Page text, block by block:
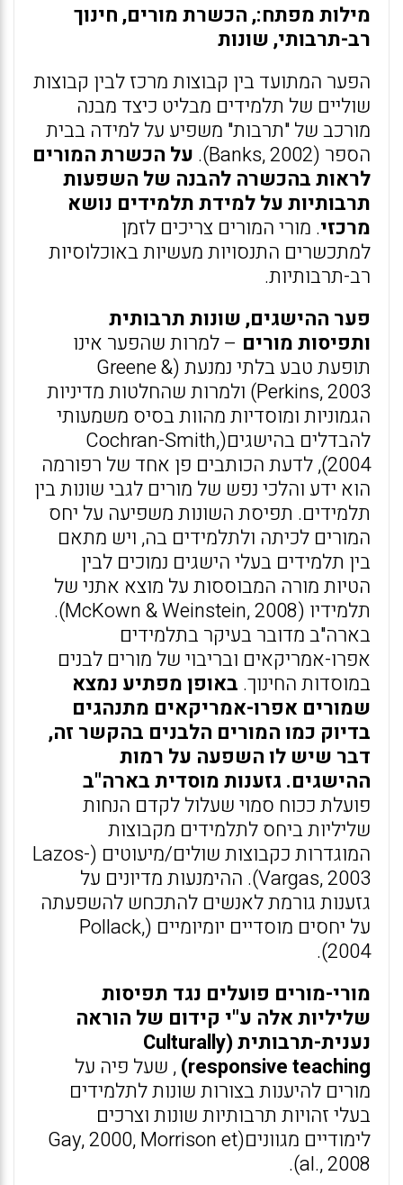
מילות מפתח:, הכשרת מורים, חינוך
רב-תרבותי, שונות
הפער המתועד בין קבוצות מרכז לבין קבוצות
שוליים של תלמידים מבליט כיצד מבנה
מורכב של "תרבות" משפיע על למידה בבית
הספר (Banks, 2002).
על הכשרת המורים
לראות בהכשרה להבנה של השפעות
תרבותיות על למידת תלמידים נושא
מרכזי. מורי המורים צריכים לזמן
למתכשרים התנסויות מעשיות באוכלוסיות
רב-תרבותיות.
פער ההישגים, שונות תרבותית
ותפיסות מורים – למרות שהפער אינו
תופעת טבע בלתי נמנעת (Greene &
Perkins, 2003) ולמרות שהחלטות מדיניות
הגמוניות ומוסדיות מהוות בסיס משמעותי
להבדלים בהישגים(Cochran-Smith,
2004), לדעת הכותבים פן אחד של רפורמה
הוא ידע והלכי נפש של מורים לגבי שונות בין
תלמידים. תפיסת השונות משפיעה על יחס
המורים לכיתה ולתלמידים בה, ויש מתאם
בין תלמידים בעלי הישגים נמוכים לבין
הטיות מורה המבוססות על מוצא אתני של
תלמידיו (McKown & Weinstein, 2008).
בארה"ב מדובר בעיקר בתלמידים
אפרו-אמריקאים ובריבוי של מורים לבנים
במוסדות החינוך. באופן מפתיע נמצא
שמורים אפרו-אמריקאים מתנהגים
בדיוק כמו המורים הלבנים בהקשר זה,
דבר שיש לו השפעה על רמות
ההישגים. גזענות מוסדית בארה"ב
פועלת ככוח סמוי שעלול לקדם הנחות
שליליות ביחס לתלמידים מקבוצות
המוגדרות כקבוצות שולים/מיעוטים (Lazos-
Vargas, 2003). ההימנעות מדיונים על
גזענות גורמת לאנשים להתכחש להשפעתה
על יחסים מוסדיים יומיומיים (Pollack,
2004).
מורי-מורים פועלים נגד תפיסות
שליליות אלה ע"י קידום של הוראה
נענית-תרבותית (Culturally
(responsive teaching, שעל פיה על
מורים להיענות בצורות שונות לתלמידים
בעלי זהויות תרבותיות שונות וצרכים
לימודיים מגוונים(Gay, 2000, Morrison et
al., 2008).